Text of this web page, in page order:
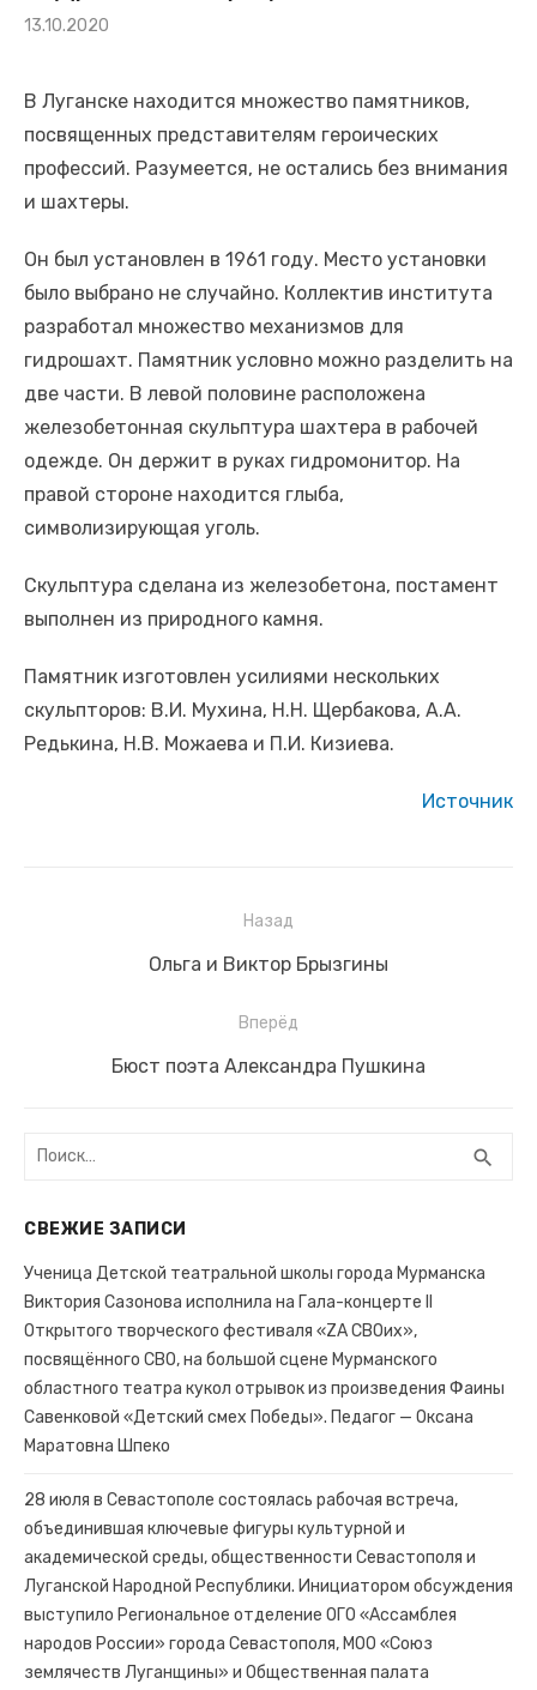
«Союз землячеств Луганщины» и Общественная палата
вооружённых формирований Украины. И этот день
напоминает нам о том, что война не щадит никого
земляка, Михаила Матусовского!
Фаина Савенкова драматург, член Союза писателей ЛНР
Студенты ЛГАУ высадили в Крыму почти 40 тыс.
саженцев винограда
Подписание договора о сотрудничестве состоялось в
🕯 22 июня — День памяти и скорби. Самая трагическая
социально-экономическом развитии воссоединенных
субъектов России.
Опубликовано
13.10.2020
В Луганске находится множество памятников,
посвященных представителям героических
профессий. Разумеется, не остались без внимания
и шахтеры.
Он был установлен в 1961 году. Место установки
было выбрано не случайно. Коллектив института
разработал множество механизмов для
гидрошахт. Памятник условно можно разделить на
две части. В левой половине расположена
железобетонная скульптура шахтера в рабочей
одежде. Он держит в руках гидромонитор. На
правой стороне находится глыба,
символизирующая уголь.
Скульптура сделана из железобетона, постамент
выполнен из природного камня.
Памятник изготовлен усилиями нескольких
скульпторов: В.И. Мухина, Н.Н. Щербакова, А.А.
Редькина, Н.В. Можаева и П.И. Кизиева.
Источник
Назад
Предыдущая
Ольга и Виктор Брызгины
Вперёд
Следующая
Бюст поэта Александра Пушкина
Поиск: search
СВЕЖИЕ ЗАПИСИ
Ученица Детской театральной школы города Мурманска
Виктория Сазонова исполнила на Гала-концерте II
Открытого творческого фестиваля «ZA СВОих»,
посвящённого СВО, на большой сцене Мурманского
областного театра кукол отрывок из произведения Фаины
Савенковой «Детский смех Победы». Педагог — Оксана
Маратовна Шпеко
28 июля в Севастополе состоялась рабочая встреча,
объединившая ключевые фигуры культурной и
академической среды, общественности Севастополя и
Луганской Народной Республики. Инициатором обсуждения
выступило Региональное отделение ОГО «Ассамблея
народов России» города Севастополя, МОО «Союз
землячеств Луганщины» и Общественная палата